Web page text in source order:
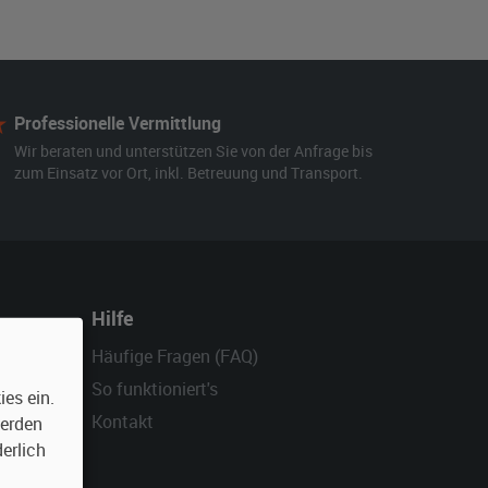
Professionelle Vermittlung
Wir beraten und unterstützen Sie von der Anfrage bis
zum Einsatz vor Ort, inkl. Betreuung und Transport.
Hilfe
Häufige Fragen (FAQ)
So funktioniert's
Kontakt
ein.